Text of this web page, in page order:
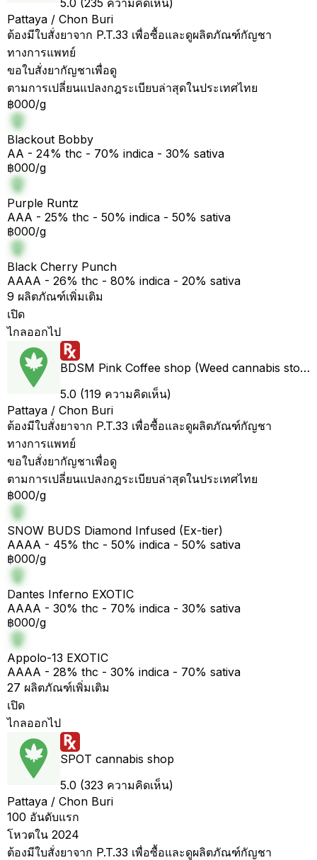
5.0 (235 ความคิดเห็น)
Pattaya / Chon Buri
ต้องมีใบสั่งยาจาก P.T.33 เพื่อซื้อและดูผลิตภัณฑ์กัญชา
ทางการแพทย์
ขอใบสั่งยากัญชาเพื่อดู
ตามการเปลี่ยนแปลงกฎระเบียบล่าสุดในประเทศไทย
฿000/g
Blackout Bobby
AA - 24% thc - 70% indica - 30% sativa
฿000/g
Purple Runtz
AAA - 25% thc - 50% indica - 50% sativa
฿000/g
Black Cherry Punch
AAAA - 26% thc - 80% indica - 20% sativa
9 ผลิตภัณฑ์เพิ่มเติม
เปิด
ไกลออกไป
BDSM Pink Coffee shop (Weed cannabis store)
5.0 (119 ความคิดเห็น)
Pattaya / Chon Buri
ต้องมีใบสั่งยาจาก P.T.33 เพื่อซื้อและดูผลิตภัณฑ์กัญชา
ทางการแพทย์
ขอใบสั่งยากัญชาเพื่อดู
ตามการเปลี่ยนแปลงกฎระเบียบล่าสุดในประเทศไทย
฿000/g
SNOW BUDS Diamond Infused (Ex-tier)
AAAA - 45% thc - 50% indica - 50% sativa
฿000/g
Dantes Inferno EXOTIC
AAAA - 30% thc - 70% indica - 30% sativa
฿000/g
Appolo-13 EXOTIC
AAAA - 28% thc - 30% indica - 70% sativa
27 ผลิตภัณฑ์เพิ่มเติม
เปิด
ไกลออกไป
SPOT cannabis shop
5.0 (323 ความคิดเห็น)
Pattaya / Chon Buri
100 อันดับแรก
โหวตใน 2024
ต้องมีใบสั่งยาจาก P.T.33 เพื่อซื้อและดูผลิตภัณฑ์กัญชา